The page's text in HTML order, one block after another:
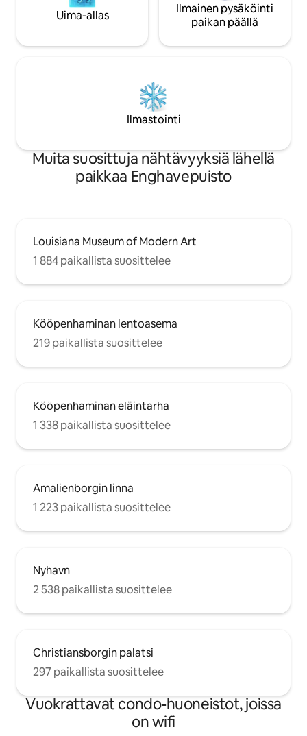
Uima-allas
Ilmainen pysäköinti
paikan päällä
Ilmastointi
Muita suosittuja nähtävyyksiä lähellä
paikkaa Enghavepuisto
Louisiana Museum of Modern Art
1 884 paikallista suosittelee
Kööpenhaminan lentoasema
219 paikallista suosittelee
Kööpenhaminan eläintarha
1 338 paikallista suosittelee
Amalienborgin linna
1 223 paikallista suosittelee
Nyhavn
2 538 paikallista suosittelee
Christiansborgin palatsi
297 paikallista suosittelee
Vuokrattavat condo-huoneistot, joissa
on wifi